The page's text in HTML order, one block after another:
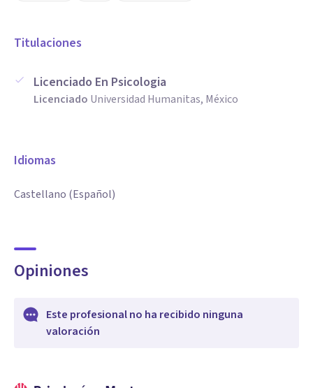
Titulaciones
Licenciado En Psicologia
Licenciado Universidad Humanitas, México
Idiomas
Castellano (Español)
Opiniones
Este profesional no ha recibido ninguna
valoración